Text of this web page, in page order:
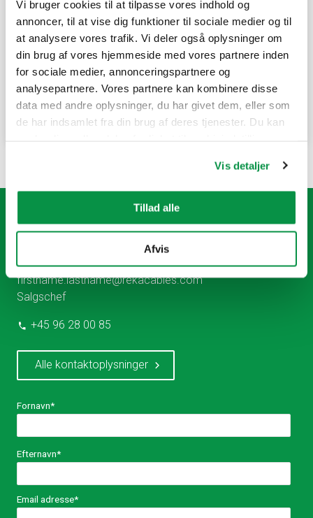
Vi bruger cookies til at tilpasse vores indhold og
annoncer, til at vise dig funktioner til sociale medier og til
at analysere vores trafik. Vi deler også oplysninger om
din brug af vores hjemmeside med vores partnere inden
for sociale medier, annonceringspartnere og
analysepartnere. Vores partnere kan kombinere disse
data med andre oplysninger, du har givet dem, eller som
de har indsamlet fra din brug af deres tjenester. Du kan
Vis detaljer
Tillad alle
Afvis
Reka Kabel om at give et tilbud på et stort projekt. Det
drejede sig om et stort datacenterprojekt i Finland,
som Kirby Group Engineering havde brug for en
sagkyndig kabelleverandør til.
Læs mere
Vil du ha mer informasjon? Vi hjelper gjerne.
Lars Johannessen
firstname.lastname@rekacables.com
Salgschef
+45 96 28 00 85
Alle kontaktoplysninger
Fornavn*
Efternavn*
Email adresse*